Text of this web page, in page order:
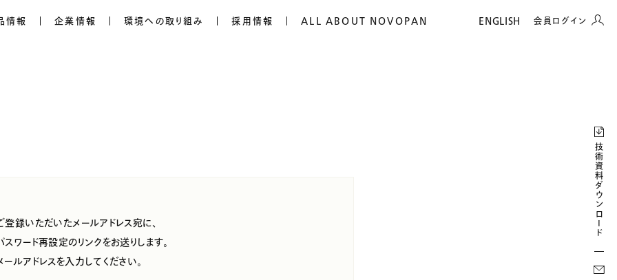
技術資料ダウンロード
情報 企業情報 環境への取り組み 採用情報 ALL ABOUT NOVOPAN ENGLISH 会員ログイン
登録いただいたメールアドレス宛に、
スワード再設定のリンクをお送りします。
ールアドレスを入力してください。